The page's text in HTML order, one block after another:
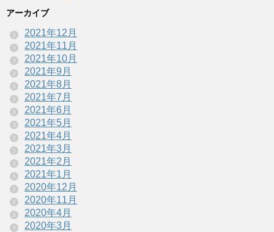
アーカイブ
2021年12月
2021年11月
2021年10月
2021年9月
2021年8月
2021年7月
2021年6月
2021年5月
2021年4月
2021年3月
2021年2月
2021年1月
2020年12月
2020年11月
2020年4月
2020年3月